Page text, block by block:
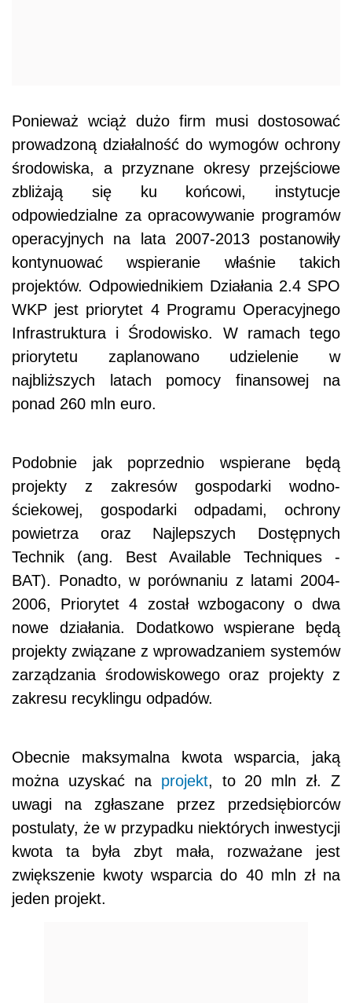
Ponieważ wciąż dużo firm musi dostosować
prowadzoną działalność do wymogów ochrony
środowiska, a przyznane okresy przejściowe
zbliżają się ku końcowi, instytucje
odpowiedzialne za opracowywanie programów
operacyjnych na lata 2007-2013 postanowiły
kontynuować wspieranie właśnie takich
projektów. Odpowiednikiem Działania 2.4 SPO
WKP jest priorytet 4 Programu Operacyjnego
Infrastruktura i Środowisko. W ramach tego
priorytetu zaplanowano udzielenie w
najbliższych latach pomocy finansowej na
ponad 260 mln euro.
Podobnie jak poprzednio wspierane będą
projekty z zakresów gospodarki wodno-
ściekowej, gospodarki odpadami, ochrony
powietrza oraz Najlepszych Dostępnych
Technik (ang. Best Available Techniques -
BAT). Ponadto, w porównaniu z latami 2004-
2006, Priorytet 4 został wzbogacony o dwa
nowe działania. Dodatkowo wspierane będą
projekty związane z wprowadzaniem systemów
zarządzania środowiskowego oraz projekty z
zakresu recyklingu odpadów.
Obecnie maksymalna kwota wsparcia, jaką
można uzyskać na projekt, to 20 mln zł. Z
uwagi na zgłaszane przez przedsiębiorców
postulaty, że w przypadku niektórych inwestycji
kwota ta była zbyt mała, rozważane jest
zwiększenie kwoty wsparcia do 40 mln zł na
jeden projekt.